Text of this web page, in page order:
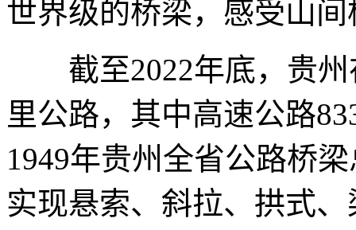
世界级的桥梁，感受山
截至2022年底，贵州
里公路，其中高速公路
1949年贵州全省公路桥
实现悬索、斜拉、拱式